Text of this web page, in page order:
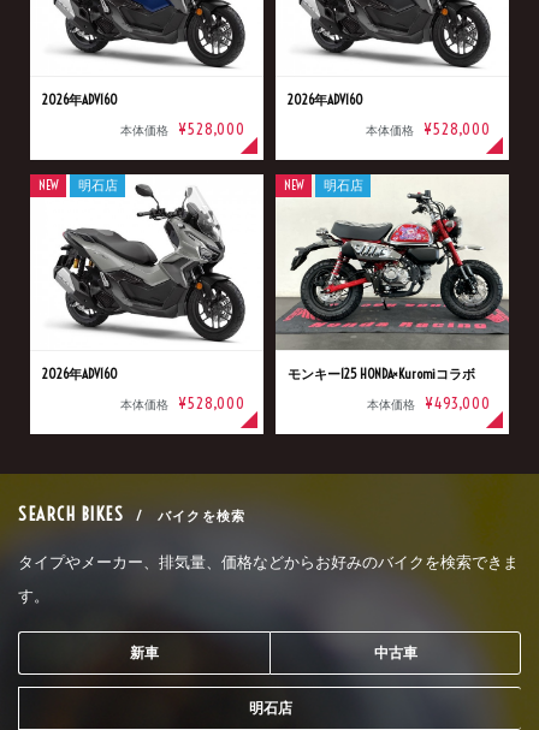
2026年ADV160
本体価格 ¥528,000
2026年ADV160
本体価格 ¥528,000
2026年ADV160
本体価格 ¥528,000
NEW 明石店
モンキー125 HONDA×Kuromiコラボ
本体価格 ¥493,000
NEW 明石店
SEARCH BIKES / バイクを検索
タイプやメーカー、排気量、価格などからお好みのバイクを検索できま
す。
新車 中古車
明石店